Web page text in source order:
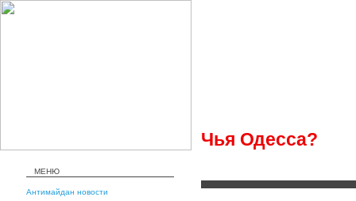
Чья Одесса?
МЕНЮ
Антимайдан новости